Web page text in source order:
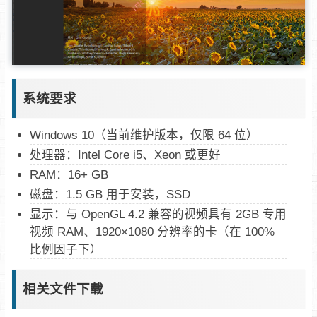
系统要求
Windows 10（当前维护版本，仅限 64 位）
处理器：Intel Core i5、Xeon 或更好
RAM：16+ GB
磁盘：1.5 GB 用于安装，SSD
显示：与 OpenGL 4.2 兼容的视频具有 2GB 专用
视频 RAM、1920×1080 分辨率的卡（在 100%
比例因子下）
相关文件下载